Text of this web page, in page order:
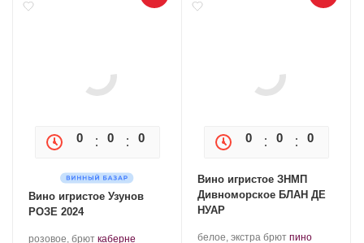
0 0 0
Вино игристое Узунов
РОЗЕ 2024
Производитель:
розовое, брют .каберне
0 0 0
Вино игристое ЗНМП
Дивноморское БЛАН ДЕ
НУАР
Производитель:
белое, экстра брют .пино